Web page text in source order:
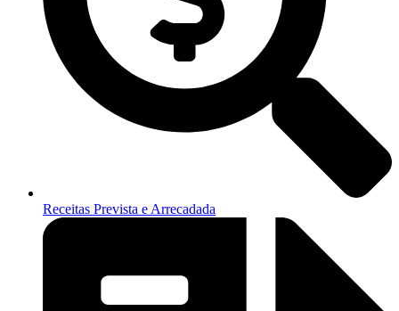
Receitas Prevista e Arrecadada